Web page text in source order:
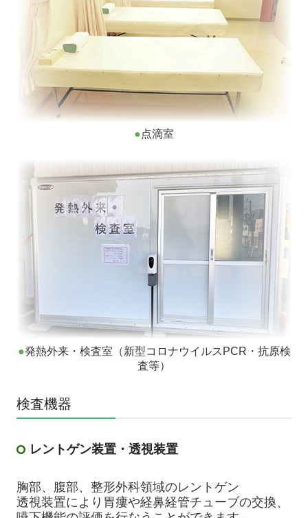
●点滴室
●発熱外来・検査室（新型コロナウイルスPCR・抗原検
査等）
検査機器
レントゲン装置・透視装置
胸部、腹部、整形外科領域のレントゲン
透視装置により胃瘻や経鼻経管チューブの交換、